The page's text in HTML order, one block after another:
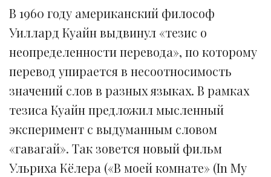
В 1960 году американский философ
Уиллард Куайн выдвинул «тезис о
неопределенности перевода», по которому
перевод упирается в несоотносимость
значений слов в разных языках. В рамках
тезиса Куайн предложил мысленный
эксперимент с выдуманным словом
«гавагай». Так зовется новый фильм
Ульриха Кёлера («В моей комнате» (In My